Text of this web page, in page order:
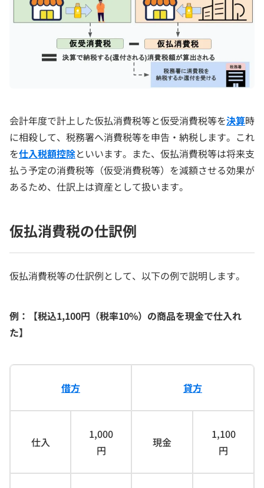
会計年度で計上した仮払消費税等と仮受消費税等を決算時
に相殺して、税務署へ消費税等を申告・納税します。これ
を仕入税額控除といいます。また、仮払消費税等は将来支
払う予定の消費税等（仮受消費税等）を減額させる効果が
あるため、仕訳上は資産として扱います。
仮払消費税の仕訳例
仮払消費税等の仕訳例として、以下の例で説明します。
例：【税込1,100円（税率10%）の商品を現金で仕入れ
た】
借方 貸方
仕入
1,000
円
現金
1,100
円